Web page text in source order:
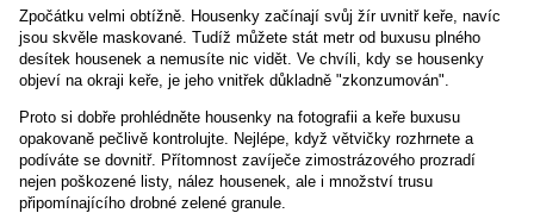
Zpočátku velmi obtížně. Housenky začínají svůj žír uvnitř keře, navíc
jsou skvěle maskované. Tudíž můžete stát metr od buxusu plného
desítek housenek a nemusíte nic vidět. Ve chvíli, kdy se housenky
objeví na okraji keře, je jeho vnitřek důkladně "zkonzumován".
Proto si dobře prohlédněte housenky na fotografii a keře buxusu
opakovaně pečlivě kontrolujte. Nejlépe, když větvičky rozhrnete a
podíváte se dovnitř. Přítomnost zavíječe zimostrázového prozradí
nejen poškozené listy, nález housenek, ale i množství trusu
připomínajícího drobné zelené granule.